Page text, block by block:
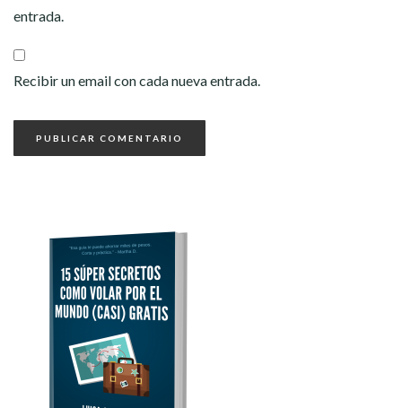
entrada.
Recibir un email con cada nueva entrada.